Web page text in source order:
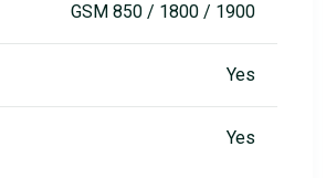
GSM 850 / 1800 / 1900
Yes
Yes